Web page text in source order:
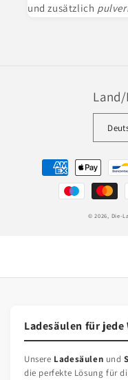
und zusätzlich
Zahlungsmethoden
© 2026, Die-
Ladesäulen für
Unsere Ladesäulen und
die perfekte Lösung für